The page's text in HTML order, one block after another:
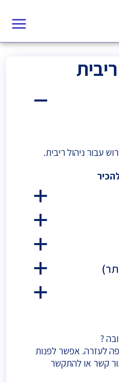
A
עבור ניהול ריבית.
a
a
a
a
a
?
לעזרה. אפשר לפנות
קשר או להתקשר